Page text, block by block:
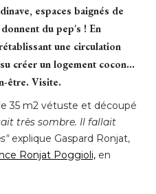
espaces baignés de
du pep's ! En
une circulation
créer un logement cocon...
être. Visite.
35 m2 vétuste et découpé
très sombre. Il fallait
explique Gaspard Ronjat,
Ronjat Poggioli, en